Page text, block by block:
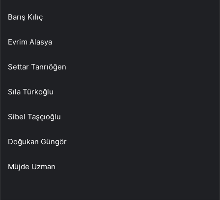
Barış Kılıç
Evrim Alasya
Settar Tanrıöğen
Sıla Türkoğlu
Sibel Taşçıoğlu
Doğukan Güngör
Müjde Uzman